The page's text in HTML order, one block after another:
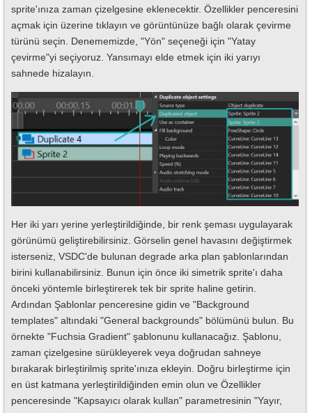
sprite'ınıza zaman çizelgesine eklenecektir. Özellikler penceresini
açmak için üzerine tıklayın ve görüntünüze bağlı olarak çevirme
türünü seçin. Denememizde, "Yön" seçeneği için "Yatay
çevirme"yi seçiyoruz. Yansımayı elde etmek için iki yarıyı
sahnede hizalayın.
Her iki yarı yerine yerleştirildiğinde, bir renk şeması uygulayarak
görünümü geliştirebilirsiniz. Görselin genel havasını değiştirmek
isterseniz, VSDC'de bulunan degrade arka plan şablonlarından
birini kullanabilirsiniz. Bunun için önce iki simetrik sprite'ı daha
önceki yöntemle birleştirerek tek bir sprite haline getirin.
Ardından Şablonlar penceresine gidin ve "Background
templates" altındaki "General backgrounds" bölümünü bulun. Bu
örnekte "Fuchsia Gradient" şablonunu kullanacağız. Şablonu,
zaman çizelgesine sürükleyerek veya doğrudan sahneye
bırakarak birleştirilmiş sprite'ınıza ekleyin. Doğru birleştirme için
en üst katmana yerleştirildiğinden emin olun ve Özellikler
penceresinde "Kapsayıcı olarak kullan" parametresinin "Yayır,